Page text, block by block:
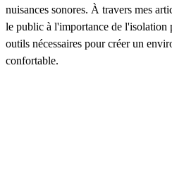
nuisances sonores. À travers mes
le public à l'importance de l'isolation
outils nécessaires pour créer un
confortable.